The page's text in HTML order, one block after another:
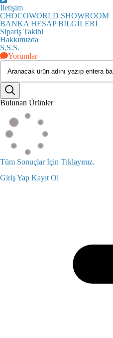
İletişim
CHOCOWORLD SHOWROOM
BANKA HESAP BİLGİLERİ
Sipariş Takibi
Hakkımızda
S.S.S.
Yorumlar
Bulunan Ürünler
Tüm Sonuçlar İçin Tıklayınız.
Giriş Yap Kayıt Ol